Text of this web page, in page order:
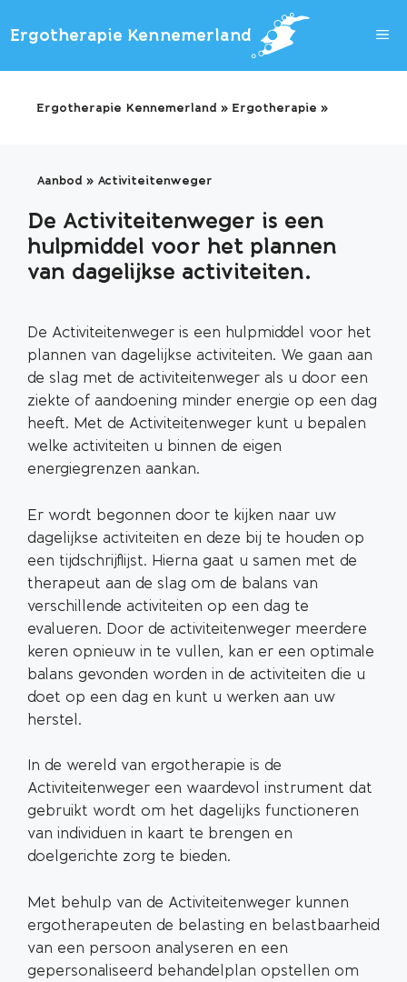
naar
Ergotherapie Kennemerland
Ergotherapie Kennemerland » Ergotherapie »
Aanbod » Activiteitenweger
De Activiteitenweger is een
hulpmiddel voor het plannen
van dagelijkse activiteiten.
De Activiteitenweger is een hulpmiddel voor het
plannen van dagelijkse activiteiten. We gaan aan
de slag met de activiteitenweger als u door een
ziekte of aandoening minder energie op een dag
heeft. Met de Activiteitenweger kunt u bepalen
welke activiteiten u binnen de eigen
energiegrenzen aankan.
Er wordt begonnen door te kijken naar uw
dagelijkse activiteiten en deze bij te houden op
een tijdschrijflijst. Hierna gaat u samen met de
therapeut aan de slag om de balans van
verschillende activiteiten op een dag te
evalueren. Door de activiteitenweger meerdere
keren opnieuw in te vullen, kan er een optimale
balans gevonden worden in de activiteiten die u
doet op een dag en kunt u werken aan uw
herstel.
In de wereld van ergotherapie is de
Activiteitenweger een waardevol instrument dat
gebruikt wordt om het dagelijks functioneren
van individuen in kaart te brengen en
doelgerichte zorg te bieden.
Met behulp van de Activiteitenweger kunnen
ergotherapeuten de belasting en belastbaarheid
van een persoon analyseren en een
gepersonaliseerd behandelplan opstellen om